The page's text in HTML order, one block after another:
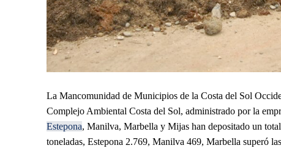
La Mancomunidad de Municipios de la Costa del Sol
Complejo Ambiental Costa del Sol, administrado por la
Estepona, Manilva, Marbella y Mijas han depositado un
toneladas, Estepona 2.769, Manilva 469, Marbella superó